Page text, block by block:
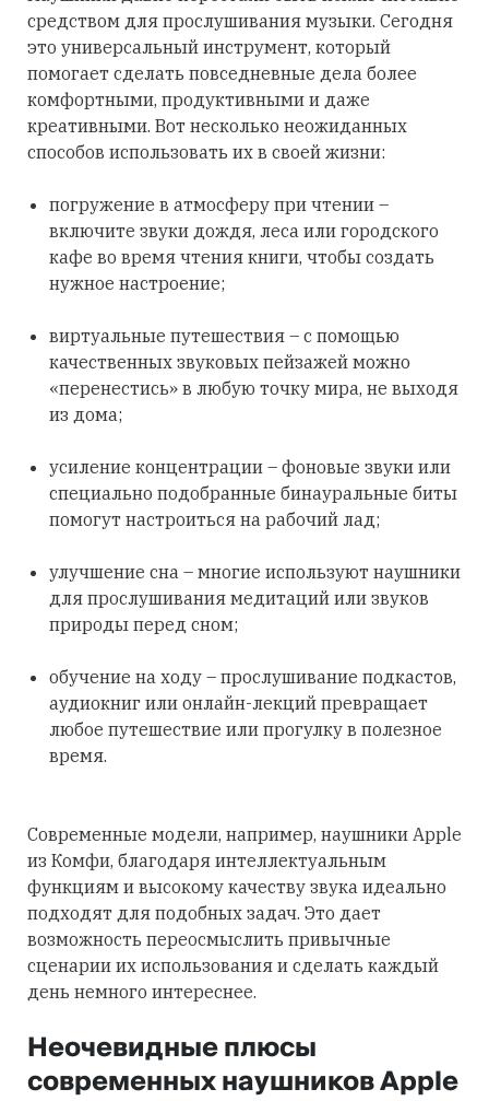
средством для прослушивания музыки. Сегодня
это универсальный инструмент, который
помогает сделать повседневные дела более
комфортными, продуктивными и даже
креативными. Вот несколько неожиданных
способов использовать их в своей жизни:
погружение в атмосферу при чтении –
включите звуки дождя, леса или городского
кафе во время чтения книги, чтобы создать
нужное настроение;
виртуальные путешествия – с помощью
качественных звуковых пейзажей можно
«перенестись» в любую точку мира, не выходя
из дома;
усиление концентрации – фоновые звуки или
специально подобранные бинауральные биты
помогут настроиться на рабочий лад;
улучшение сна – многие используют наушники
для прослушивания медитаций или звуков
природы перед сном;
обучение на ходу – прослушивание подкастов,
аудиокниг или онлайн-лекций превращает
любое путешествие или прогулку в полезное
время.
Современные модели, например, наушники Apple
из Комфи, благодаря интеллектуальным
функциям и высокому качеству звука идеально
подходят для подобных задач. Это дает
возможность переосмыслить привычные
сценарии их использования и сделать каждый
день немного интереснее.
Неочевидные плюсы
современных наушников Apple